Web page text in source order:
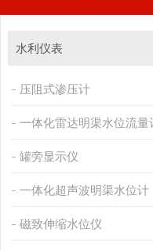
水利仪表
压阻式渗压计
一体化雷达明渠水位流量
罐旁显示仪
一体化超声波明渠水位计
磁致伸缩水位仪